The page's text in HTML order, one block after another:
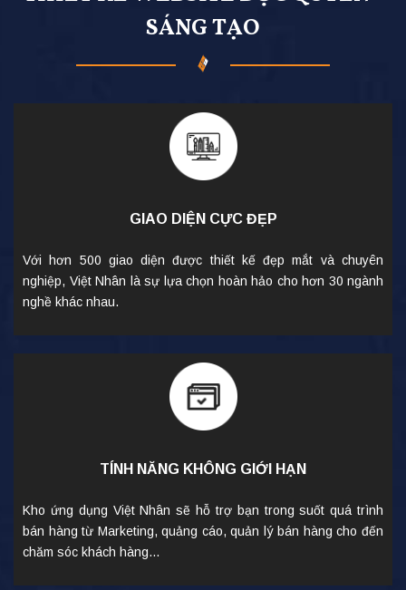
SÁNG TẠO
GIAO DIỆN CỰC ĐẸP
Với hơn 500 giao diện được thiết kế đẹp mắt và chuyên
nghiệp, Việt Nhân là sự lựa chọn hoàn hảo cho hơn 30 ngành
nghề khác nhau.
TÍNH NĂNG KHÔNG GIỚI HẠN
Kho ứng dụng Việt Nhân sẽ hỗ trợ bạn trong suốt quá trình
bán hàng từ Marketing, quảng cáo, quản lý bán hàng cho đến
chăm sóc khách hàng...